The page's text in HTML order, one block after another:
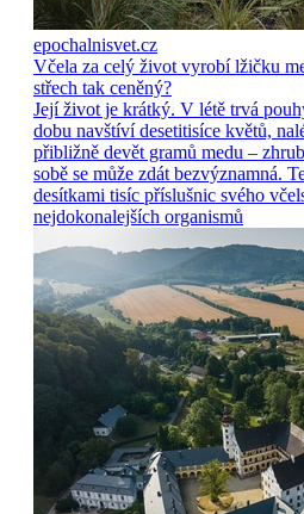
epochalnisvet.cz
Včela za celý život vyrobí lžičku
střech tak ceněný?
Její život je krátký. V létě trvá
dobu navštíví desetitisíce květů,
přibližně devět gramů medu –
sobě se může zdát bezvýznamná.
desítkami tisíc příslušnic svého
nejdokonalejších organismů